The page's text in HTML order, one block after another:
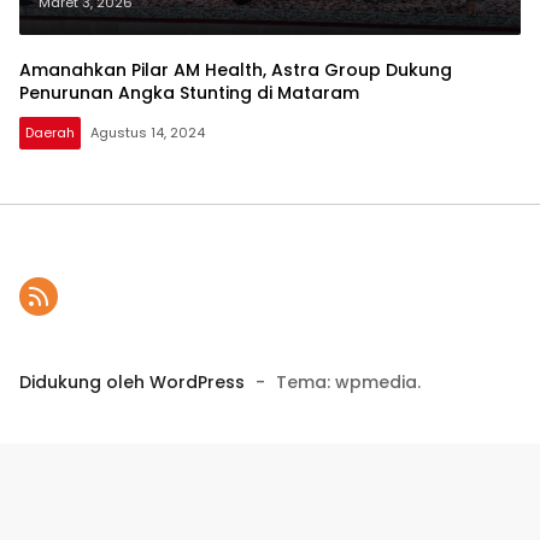
Amanahkan Pilar AM Health, Astra Group Dukung
Penurunan Angka Stunting di Mataram
Daerah Agustus 14, 2024
Didukung oleh WordPress - Tema: wpmedia.